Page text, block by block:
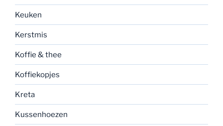
Keuken
Kerstmis
Koffie & thee
Koffiekopjes
Kreta
Kussenhoezen